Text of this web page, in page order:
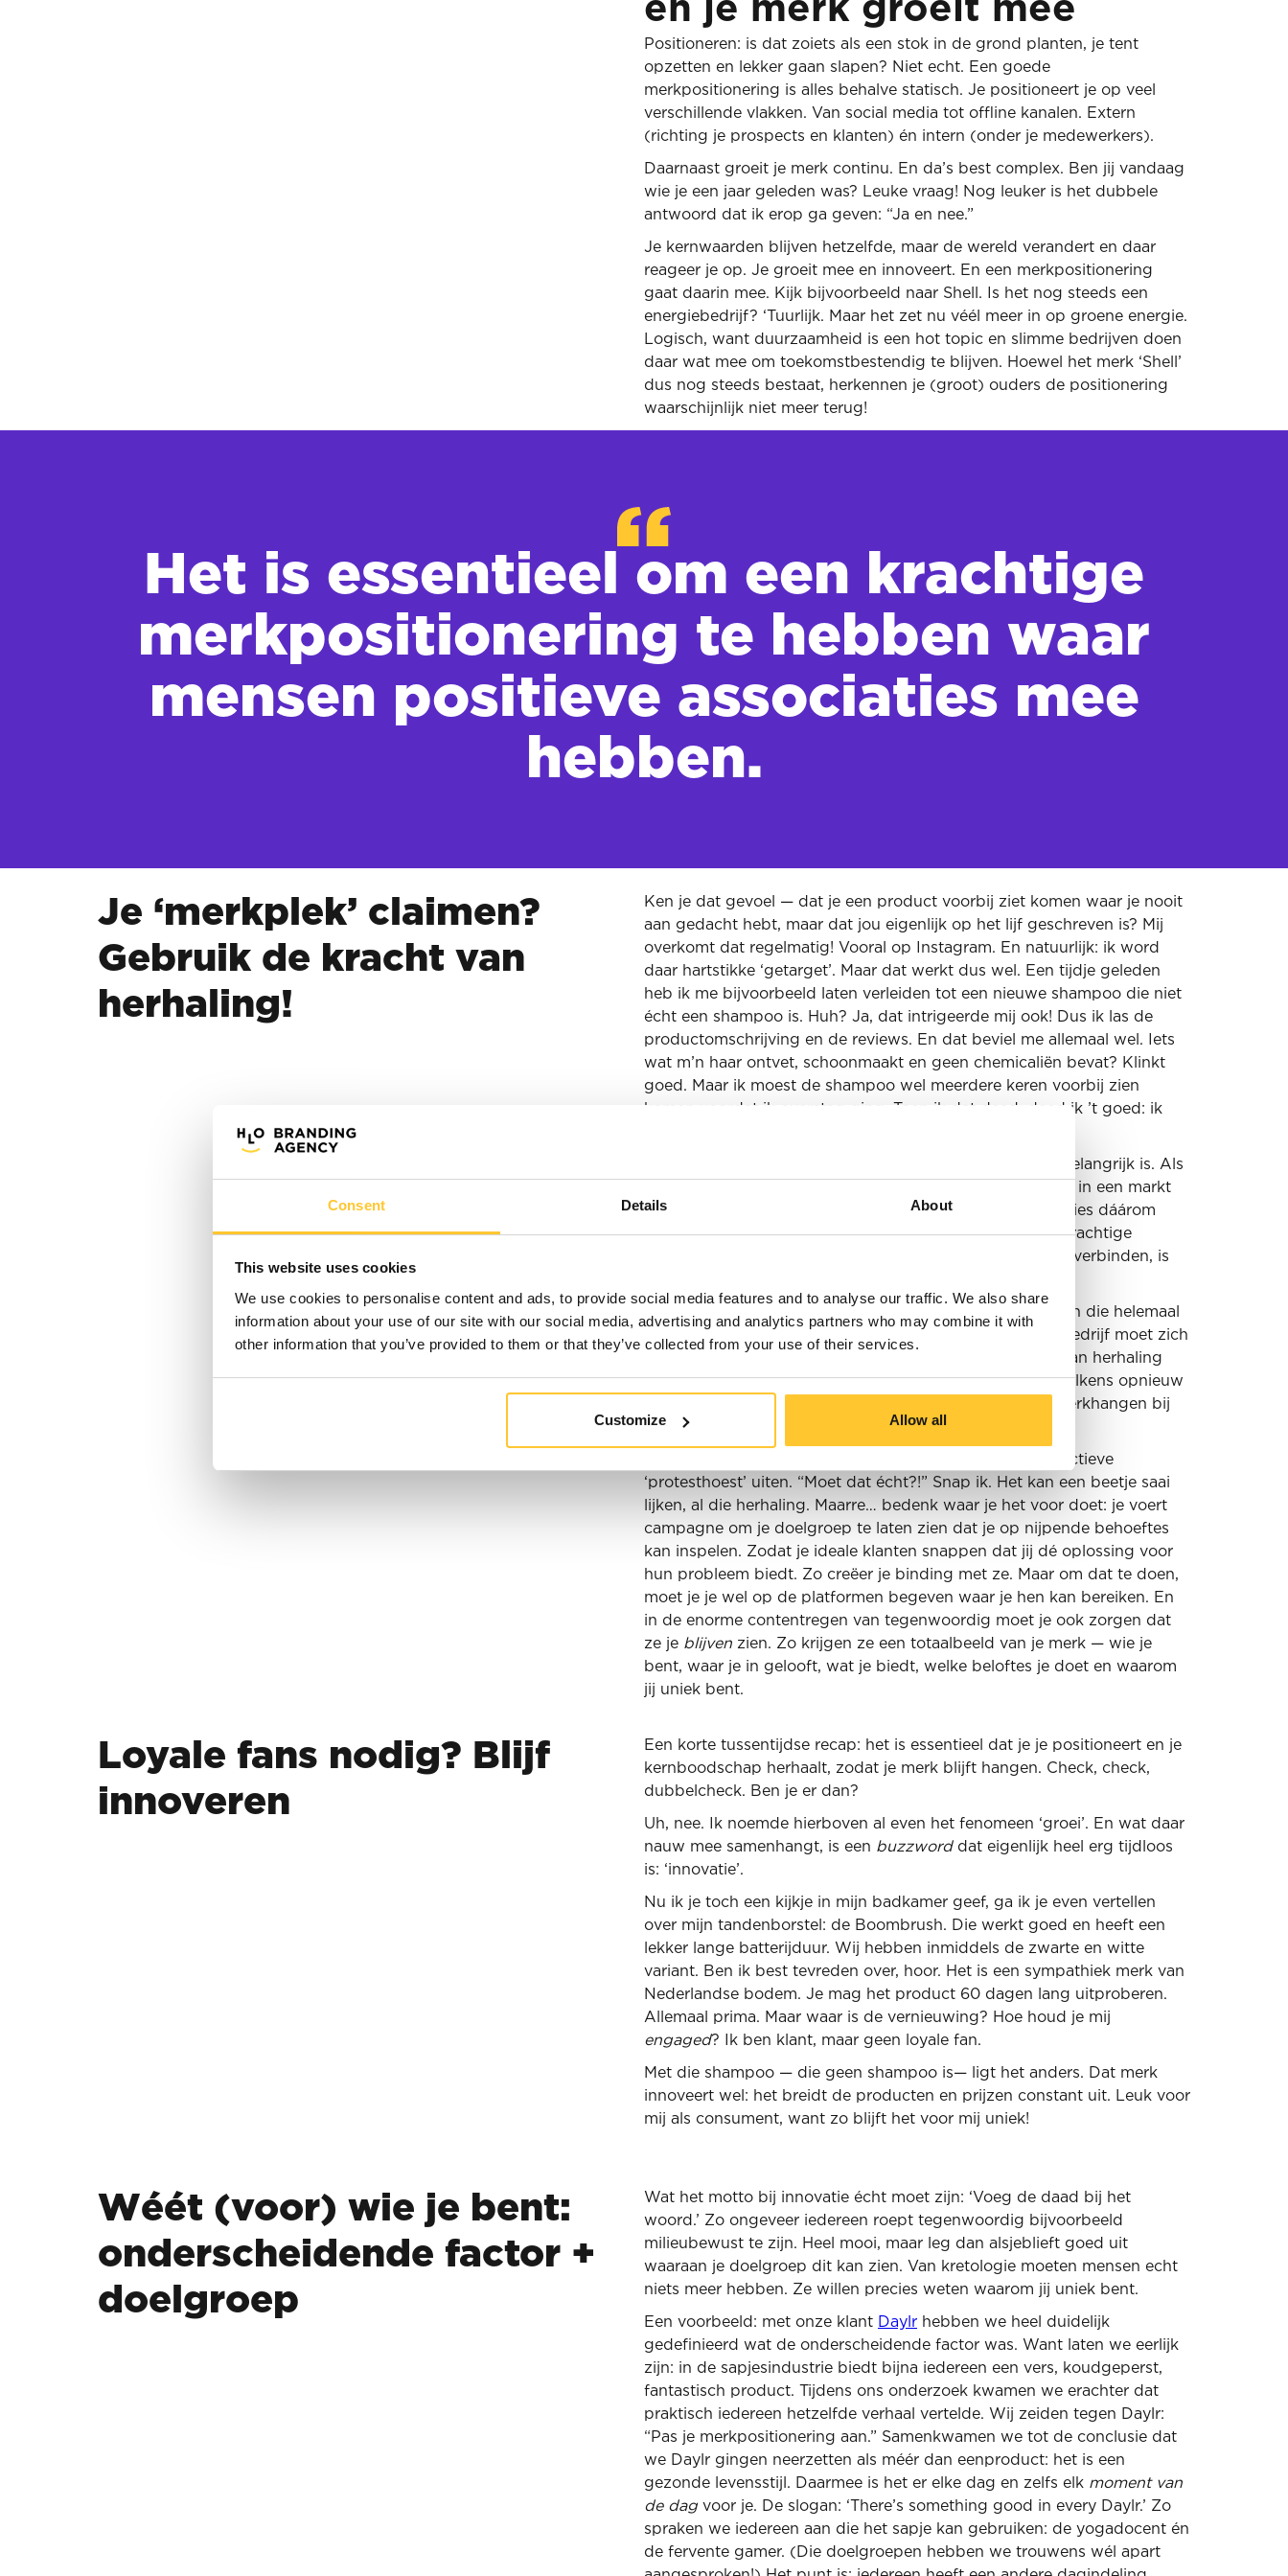
Consent Details About
This website uses cookies
We use cookies to personalise content and ads, to provide social media features and to analyse our traffic. We also share
information about your use of our site with our social media, advertising and analytics partners who may combine it with
other information that you’ve provided to them or that they’ve collected from your use of their services.
Customize Allow all
en je merk groeit méé
Positioneren: is dat zoiets als een stok in de grond planten, je tent
opzetten en lekker gaan slapen? Niet echt. Een goede
merkpositionering is alles behalve statisch. Je positioneert je op veel
verschillende vlakken. Van social media tot offline kanalen. Extern
(richting je prospects en klanten) én intern (onder je medewerkers).
Daarnaast groeit je merk continu. En da’s best complex. Ben jij vandaag
wie je een jaar geleden was? Leuke vraag! Nog leuker is het dubbele
antwoord dat ik erop ga geven: “Ja en nee.”
Je kernwaarden blijven hetzelfde, maar de wereld verandert en daar
reageer je op. Je groeit mee en innoveert. En een merkpositionering
gaat daarin mee. Kijk bijvoorbeeld naar Shell. Is het nog steeds een
energiebedrijf? ‘Tuurlijk. Maar het zet nu véél meer in op groene energie.
Logisch, want duurzaamheid is een hot topic en slimme bedrijven doen
daar wat mee om toekomstbestendig te blijven. Hoewel het merk ‘Shell’
dus nog steeds bestaat, herkennen je (groot) ouders de positionering
waarschijnlijk niet meer terug!
Het is essentieel om een krachtige
merkpositionering te hebben waar
mensen positieve associaties mee
hebben.
Je ‘merkplek’ claimen?
Gebruik de kracht van
herhaling!
Ken je dat gevoel — dat je een product voorbij ziet komen waar je nooit
aan gedacht hebt, maar dat jou eigenlijk op het lijf geschreven is? Mij
overkomt dat regelmatig! Vooral op Instagram. En natuurlijk: ik word
daar hartstikke ‘getarget’. Maar dat werkt dus wel. Een tijdje geleden
heb ik me bijvoorbeeld laten verleiden tot een nieuwe shampoo die niet
écht een shampoo is. Huh? Ja, dat intrigeerde mij ook! Dus ik las de
productomschrijving en de reviews. En dat beviel me allemaal wel. Iets
wat m’n haar ontvet, schoonmaakt en geen chemicaliën bevat? Klinkt
goed. Maar ik moest de shampoo wel meerdere keren voorbij zien
komen voordat ik overstag ging. Toen ik dat deed, deed ik ’t goed: ik
Dit voorbeeld laat zien waarom zo’n merkpositionering belangrijk is. Als
je je doelgroep wilt bereiken, moet je jouw plekje claimen in een markt
waarin de merken elkaar proberen te verdringen. En precies dáárom
heeft die doelgroep wat overtuigingskracht nodig. Een krachtige
merkpositionering waaraan mensen positieve associaties verbinden, is
Wij zijn nu bijvoorbeeld met een klant aan de slag gegaan die helemaal
aan het begin van de merkreis staat. Supertof, want dit bedrijf moet zich
écht gaan neerzetten vanaf nul. Daarbij staat de kracht van herhaling
zéker voorop. Alleen door je merk en hoofdboodschap telkens opnieuw
— maar in een uniek jasje! — te communiceren, blijft je merkhangen bij
de doelgroep. Zo creëer je uiteindelijkloyale fans.
En ja, ik hoor het interne communicatieteam nu een collectieve
‘protesthoest’ uiten. “Moet dat écht?!” Snap ik. Het kan een beetje saai
lijken, al die herhaling. Maarre… bedenk waar je het voor doet: je voert
campagne om je doelgroep te laten zien dat je op nijpende behoeftes
kan inspelen. Zodat je ideale klanten snappen dat jij dé oplossing voor
hun probleem biedt. Zo creëer je binding met ze. Maar om dat te doen,
moet je je wel op de platformen begeven waar je hen kan bereiken. En
in de enorme contentregen van tegenwoordig moet je ook zorgen dat
ze je blijven zien. Zo krijgen ze een totaalbeeld van je merk — wie je
bent, waar je in gelooft, wat je biedt, welke beloftes je doet en waarom
jij uniek bent.
Loyale fans nodig? Blijf
innoveren
Een korte tussentijdse recap: het is essentieel dat je je positioneert en je
kernboodschap herhaalt, zodat je merk blijft hangen. Check, check,
dubbelcheck. Ben je er dan?
Uh, nee. Ik noemde hierboven al even het fenomeen ‘groei’. En wat daar
nauw mee samenhangt, is een buzzword dat eigenlijk heel erg tijdloos
is: ‘innovatie’.
Nu ik je toch een kijkje in mijn badkamer geef, ga ik je even vertellen
over mijn tandenborstel: de Boombrush. Die werkt goed en heeft een
lekker lange batterijduur. Wij hebben inmiddels de zwarte en witte
variant. Ben ik best tevreden over, hoor. Het is een sympathiek merk van
Nederlandse bodem. Je mag het product 60 dagen lang uitproberen.
Allemaal prima. Maar waar is de vernieuwing? Hoe houd je mij
engaged? Ik ben klant, maar geen loyale fan.
Met die shampoo — die geen shampoo is— ligt het anders. Dat merk
innoveert wel: het breidt de producten en prijzen constant uit. Leuk voor
mij als consument, want zo blijft het voor mij uniek!
Wéét (voor) wie je bent:
onderscheidende factor +
doelgroep
Wat het motto bij innovatie écht moet zijn: ‘Voeg de daad bij het
woord.’ Zo ongeveer iedereen roept tegenwoordig bijvoorbeeld
milieubewust te zijn. Heel mooi, maar leg dan alsjeblieft goed uit
waaraan je doelgroep dit kan zien. Van kretologie moeten mensen echt
niets meer hebben. Ze willen precies weten waarom jij uniek bent.
Een voorbeeld: met onze klant Daylr hebben we heel duidelijk
gedefinieerd wat de onderscheidende factor was. Want laten we eerlijk
zijn: in de sapjesindustrie biedt bijna iedereen een vers, koudgeperst,
fantastisch product. Tijdens ons onderzoek kwamen we erachter dat
praktisch iedereen hetzelfde verhaal vertelde. Wij zeiden tegen Daylr:
“Pas je merkpositionering aan.” Samenkwamen we tot de conclusie dat
we Daylr gingen neerzetten als méér dan eenproduct: het is een
gezonde levensstijl. Daarmee is het er elke dag en zelfs elk moment van
de dagvoor je. De slogan: ‘There’s something good in every Daylr.’ Zo
spraken we iedereen aan die het sapje kan gebruiken: de yogadocent én
de fervente gamer. (Die doelgroepen hebben we trouwens wél apart